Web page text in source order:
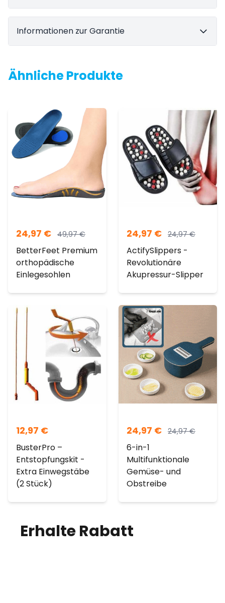
Informationen zur Garantie
Ähnliche Produkte
24,97 € 49,97€
BetterFeet Premium
orthopädische
Einlegesohlen
24,97 € 24,97€
ActifySlippers -
Revolutionäre
Akupressur-Slipper
12,97 €
BusterPro –
Entstopfungskit -
Extra Einwegstäbe
(2 Stück)
24,97 € 24,97€
6-in-1
Multifunktionale
Gemüse- und
Obstreibe
Erhalte Rabatt